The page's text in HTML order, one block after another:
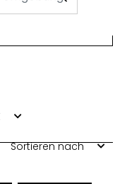
Sortieren nach